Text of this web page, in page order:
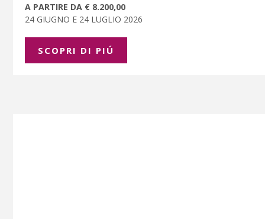
A PARTIRE DA € 8.200,00
24 GIUGNO E 24 LUGLIO 2026
SCOPRI DI PIÚ